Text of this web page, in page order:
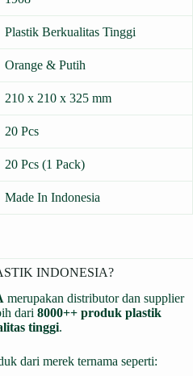
Plastik Berkualitas Tinggi
Orange & Putih
210 x 210 x 325 mm
20 Pcs
20 Pcs (1 Pack)
Made In Indonesia
INDONESIA?
merupakan distributor dan supplier
dari 8000++ produk plastik
tinggi.
dari merek ternama seperti: